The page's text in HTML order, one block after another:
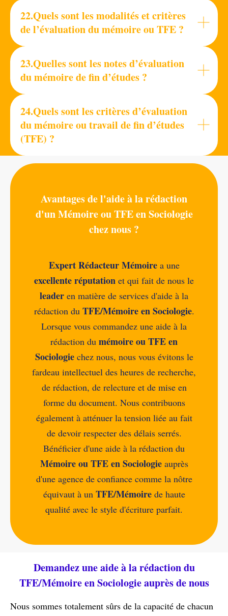
22.Quels sont les modalités et critères
de l’évaluation du mémoire ou TFE ?
23.Quelles sont les notes d’évaluation
du mémoire de fin d’études ?
24.Quels sont les critères d’évaluation
du mémoire ou travail de fin d’études
(TFE) ?
Avantages de l'aide à la rédaction
d'un Mémoire ou TFE en Sociologie
chez nous ?
Expert Rédacteur Mémoirea une
excellente réputation et qui fait de nous le
leader en matière de services d'aide à la
rédaction du TFE/Mémoire en Sociologie.
Lorsque vous commandez une aide à la
rédaction du mémoire ou TFE en
Sociologiechez nous, nous vous évitons le
fardeau intellectuel des heures de recherche,
de rédaction, de relecture et de mise en
forme du document. Nous contribuons
également à atténuer la tension liée au fait
de devoir respecter des délais serrés.
Bénéficier d'une aide à la rédaction du
Mémoire ou TFE en Sociologieauprès
d'une agence de confiance comme la nôtre
équivaut à un TFE/Mémoirede haute
qualité avec le style d'écriture parfait.
Demandez une aide à la rédaction du
TFE/Mémoire en Sociologie auprès de nous
Nous sommes totalement sûrs de la capacité de chacun